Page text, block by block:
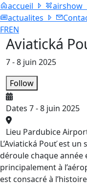
accueil
airshow
actualites
FREN
Aviatická
7 - 8 juin 2025
Follow
Dates 7 - 8 juin 2025
Lieu Pardubice
L’Aviatická Pouť est
déroule chaque année
principalement à
est consacré à